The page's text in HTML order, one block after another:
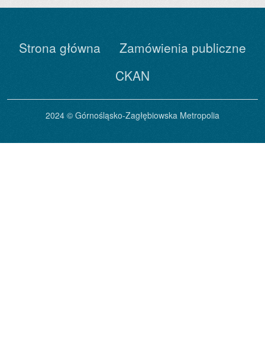
Strona główna
Zamówienia publiczne
CKAN
2024 © Górnośląsko-Zagłębiowska Metropolia